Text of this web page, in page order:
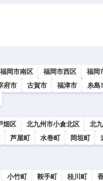
福岡市南区 福岡市西区 福岡
府市 古賀市 福津市 糸島
畑区 北九州市小倉北区 北
芦屋町 水巻町 岡垣町
小竹町 鞍手町 桂川町